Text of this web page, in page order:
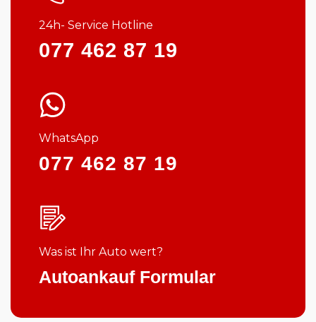
24h- Service Hotline
077 462 87 19
WhatsApp
077 462 87 19
Was ist Ihr Auto wert?
Autoankauf Formular